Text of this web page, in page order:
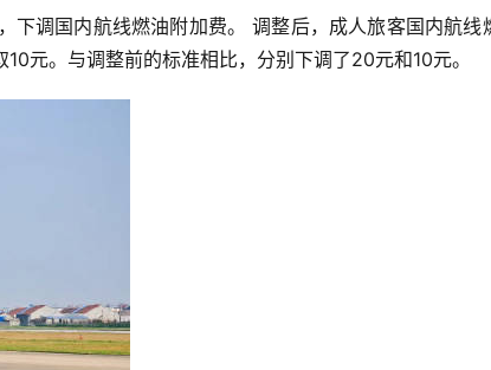
下调国内航线燃油附加费。 调整后，成人旅客国内航
元。与调整前的标准相比，分别下调了20元和10元。